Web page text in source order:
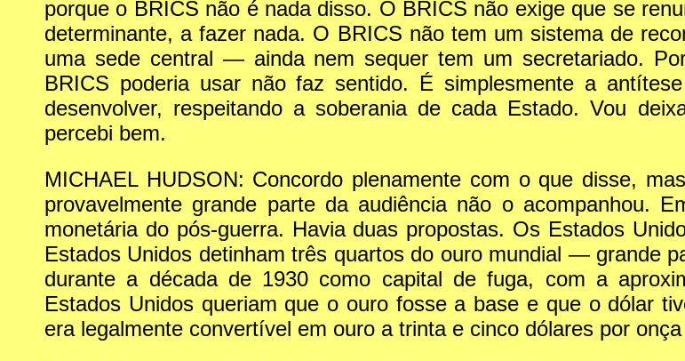
porque o BRICS não é nada disso. O BRICS não exige que se
determinante, a fazer nada. O BRICS não tem um sistema de
uma sede central — ainda nem sequer tem um secretariado.
BRICS poderia usar não faz sentido. É simplesmente a
desenvolver, respeitando a soberania de cada Estado. Vou
percebi bem.
MICHAEL HUDSON: Concordo plenamente com o que disse,
provavelmente grande parte da audiência não o acompanhou.
monetária do pós-guerra. Havia duas propostas. Os Estados
Estados Unidos detinham três quartos do ouro mundial — grande
durante a década de 1930 como capital de fuga, com a
Estados Unidos queriam que o ouro fosse a base e que o dólar
era legalmente convertível em ouro a trinta e cinco dólares por